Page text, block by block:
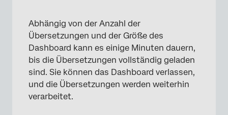
Abhängig von der Anzahl der
Übersetzungen und der Größe des
Dashboard kann es einige Minuten dauern,
bis die Übersetzungen vollständig geladen
sind. Sie können das Dashboard verlassen,
und die Übersetzungen werden weiterhin
verarbeitet.